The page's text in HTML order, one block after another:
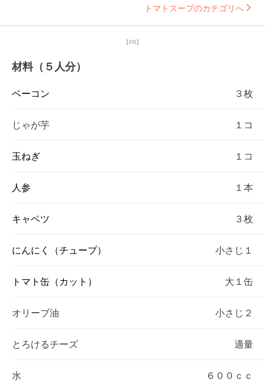
トマトスープのカテゴリへ
【PR】
材料（５人分）
ベーコン ３枚
じゃが芋 １コ
玉ねぎ １コ
人参 １本
キャベツ ３枚
にんにく（チューブ） 小さじ１
トマト缶（カット） 大１缶
オリーブ油 小さじ２
とろけるチーズ 適量
水 ６００ｃｃ